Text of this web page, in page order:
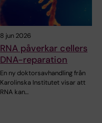
8 jun 2026
RNA påverkar cellers
DNA-reparation
En ny doktorsavhandling från
Karolinska Institutet visar att
RNA kan…